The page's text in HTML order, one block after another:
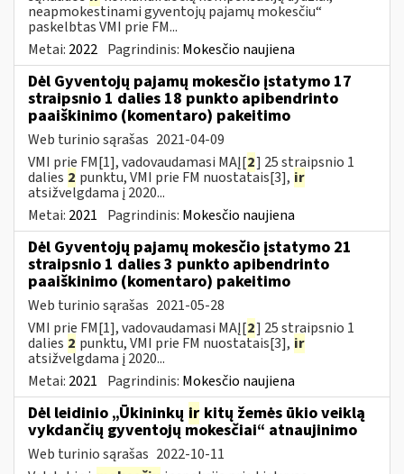
neapmokestinami gyventojų pajamų mokesčiu“
paskelbtas VMI prie FM...
Metai: 2022 Pagrindinis: Mokesčio naujiena
Dėl Gyventojų pajamų mokesčio įstatymo 17
straipsnio 1 dalies 18 punkto apibendrinto
paaiškinimo (komentaro) pakeitimo
Web turinio sąrašas 2021-04-09
VMI prie FM[1], vadovaudamasi MAĮ[2] 25 straipsnio 1
dalies 2 punktu, VMI prie FM nuostatais[3], ir
atsižvelgdama į 2020...
Metai: 2021 Pagrindinis: Mokesčio naujiena
Dėl Gyventojų pajamų mokesčio įstatymo 21
straipsnio 1 dalies 3 punkto apibendrinto
paaiškinimo (komentaro) pakeitimo
Web turinio sąrašas 2021-05-28
VMI prie FM[1], vadovaudamasi MAĮ[2] 25 straipsnio 1
dalies 2 punktu, VMI prie FM nuostatais[3], ir
atsižvelgdama į 2020...
Metai: 2021 Pagrindinis: Mokesčio naujiena
Dėl leidinio „Ūkininkų ir kitų žemės ūkio veiklą
vykdančių gyventojų mokesčiai“ atnaujinimo
Web turinio sąrašas 2022-10-11